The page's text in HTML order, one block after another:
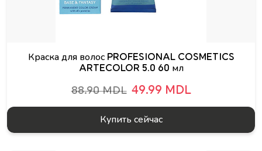
Краска для волос PROFESIONAL COSMETICS
ARTECOLOR 5.0 60 мл
88.90 MDL 49.99 MDL
Купить сейчас